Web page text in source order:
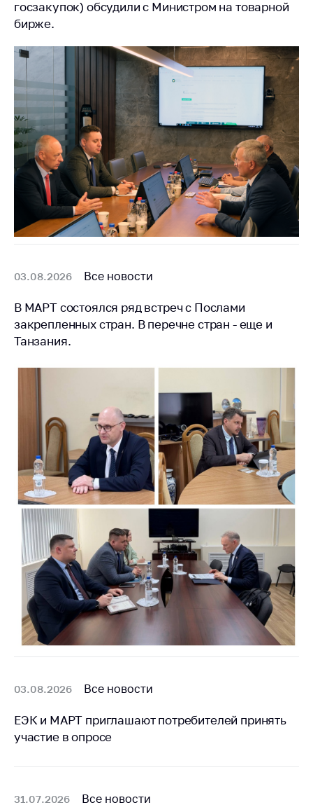
Общественное
обсуждение
проектов
Маркировка
товаров
Упрощение условий
ведения бизнеса
Рекомендации по
предотвращению
распространения
COVID-19 для
субъектов торговли,
общественного
вопросам
антимонопольного
регулирования и
конкурентной
политики
госзакупок) обсудили с Министром на товарной
бирже.
03.08.2026 Все новости
В МАРТ состоялся ряд встреч с Послами
закрепленных стран. В перечне стран - еще и
Танзания.
03.08.2026 Все новости
ЕЭК и МАРТ приглашают потребителей принять
участие в опросе
31.07.2026 Все новости